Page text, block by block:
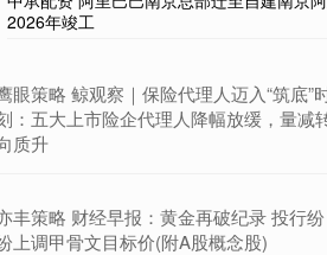
2026年竣工
眼策略 鲸观察｜保险代理人迈入“筑底”
：五大上市险企代理人降幅放缓，量减
质升
丰策略 财经早报：黄金再破纪录 投行纷
上调甲骨文目标价(附A股概念股)